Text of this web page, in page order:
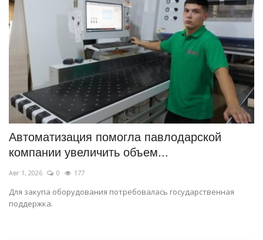
Автоматизация помогла павлодарской
компании увеличить объем...
Авг 1, 2026 0 177
Для закупа оборудования потребовалась государственная
поддержка.